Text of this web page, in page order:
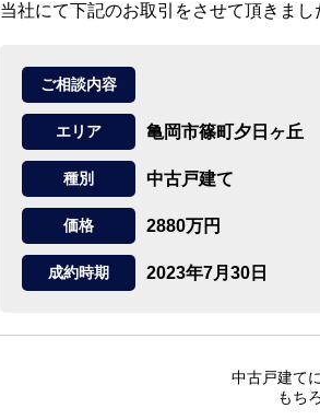
当社にて下記のお取引をさせて頂きまし
ご相談内容
エリア 亀岡市篠町夕日ヶ丘
種別 中古戸建て
価格 2880万円
成約時期 2023年7月30日
中古戸建て
もち